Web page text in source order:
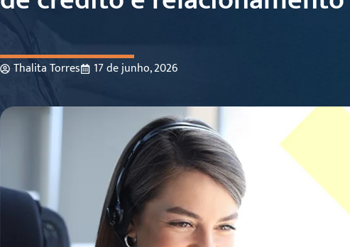
Thalita Torres 17 de junho, 2026